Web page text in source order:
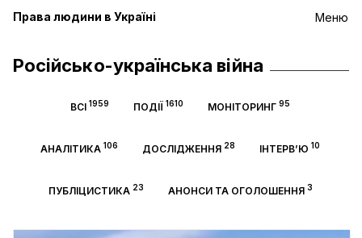
Меню
Права людини в Україні
Російсько-українська війна
ВСІ 1959 ПОДІЇ 1610 МОНІТОРИНГ 95
АНАЛІТИКА 106 ДОСЛІДЖЕННЯ 28 ІНТЕРВ’Ю 10
ПУБЛІЦИСТИКА 23 АНОНСИ ТА ОГОЛОШЕННЯ3